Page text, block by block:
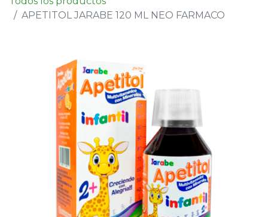
APETITOL JARABE 120 ML NEO FARMACO